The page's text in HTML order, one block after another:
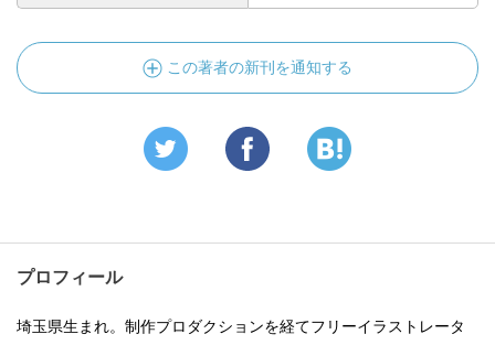
この著者の新刊を通知する
プロフィール
埼玉県生まれ。制作プロダクションを経てフリーイラストレータ